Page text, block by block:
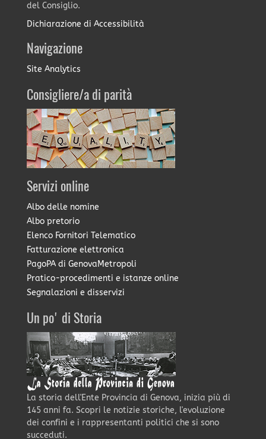
del Consiglio.
Dichiarazione di Accessibilità
Navigazione
Site Analytics
Consigliere/a di parità
Servizi online
Albo delle nomine
Albo pretorio
Elenco Fornitori Telematico
Fatturazione elettronica
PagoPA di GenovaMetropoli
Pratico-procedimenti e istanze online
Segnalazioni e disservizi
Un po' di Storia
La storia dell'Ente Provincia di Genova, inizia più di
145 anni fa. Scopri le notizie storiche, l'evoluzione
dei confini e i rappresentanti politici che si sono
succeduti.